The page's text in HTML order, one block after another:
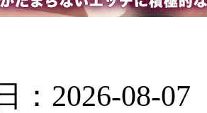
：2026-08-07